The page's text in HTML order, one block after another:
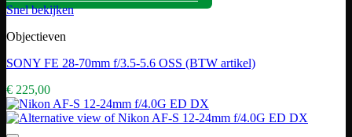
Snel bekijken
Objectieven
SONY FE 28-70mm f/3.5-5.6 OSS (BTW artikel)
€ 225,00